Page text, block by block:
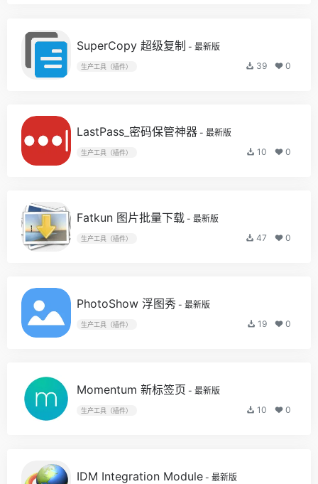
SuperCopy 超级复制 - 最新版
生产工具（插件） 39 0
LastPass_密码保管神器 - 最新版
生产工具（插件） 10 0
Fatkun 图片批量下载 - 最新版
生产工具（插件） 47 0
PhotoShow 浮图秀 - 最新版
生产工具（插件） 19 0
Momentum 新标签页 - 最新版
生产工具（插件） 10 0
IDM Integration Module - 最新版